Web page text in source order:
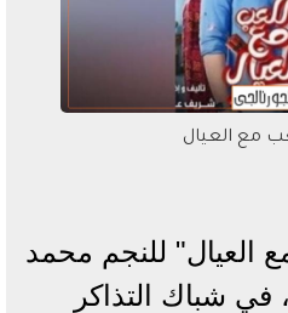
مع العيال
العيال" للنجم محمد
في شباك التذاكر